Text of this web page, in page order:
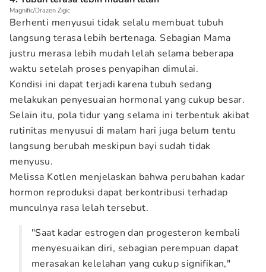
Magnific/Drazen Zigic
Berhenti menyusui tidak selalu membuat tubuh
langsung terasa lebih bertenaga. Sebagian Mama
justru merasa lebih mudah lelah selama beberapa
waktu setelah proses penyapihan dimulai.
Kondisi ini dapat terjadi karena tubuh sedang
melakukan penyesuaian hormonal yang cukup besar.
Selain itu, pola tidur yang selama ini terbentuk akibat
rutinitas menyusui di malam hari juga belum tentu
langsung berubah meskipun bayi sudah tidak
menyusu.
Melissa Kotlen menjelaskan bahwa perubahan kadar
hormon reproduksi dapat berkontribusi terhadap
munculnya rasa lelah tersebut.
"Saat kadar estrogen dan progesteron kembali
menyesuaikan diri, sebagian perempuan dapat
merasakan kelelahan yang cukup signifikan,"